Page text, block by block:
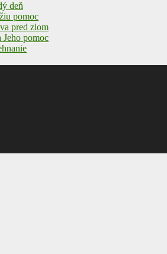
deň
pomoc
pred zlom
pomoc